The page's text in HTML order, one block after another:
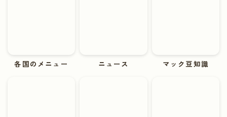
各国のメニュー ニュース マック豆知識